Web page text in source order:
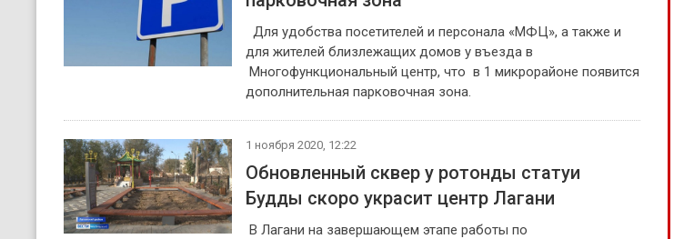
Для удобства посетителей и персонала «МФЦ», а также и
для жителей близлежащих домов у въезда в
Многофункциональный центр, что в 1 микрорайоне появится
дополнительная парковочная зона.
1 ноября 2020, 12:22
Обновленный сквер у ротонды статуи
Будды скоро украсит центр Лагани
В Лагани на завершающем этапе работы по